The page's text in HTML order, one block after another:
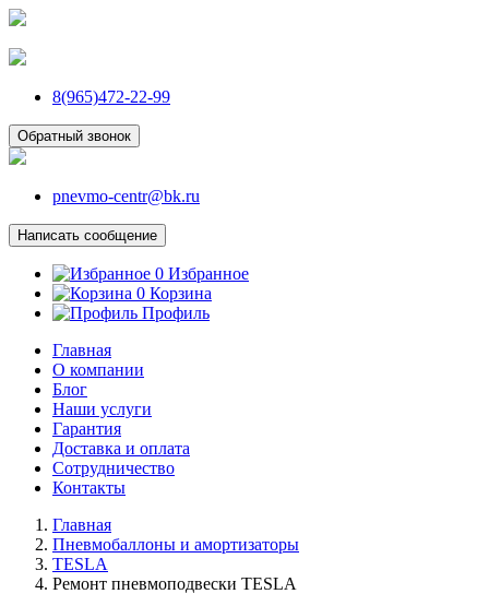
8(965)472-22-99
Обратный звонок
pnevmo-centr@bk.ru
Написать сообщение
0 Избранное
0 Корзина
Профиль
Главная
О компании
Блог
Наши услуги
Гарантия
Доставка и оплата
Сотрудничество
Контакты
Главная
Пневмобаллоны и амортизаторы
TESLA
Ремонт пневмоподвески TESLA